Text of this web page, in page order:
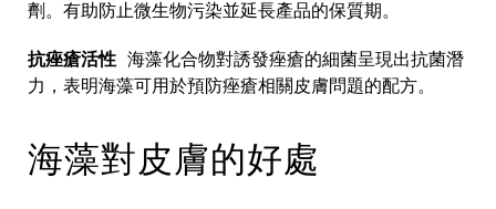
劑。有助防止微生物污染並延長產品的保質期。
抗痤瘡活性 海藻化合物對誘發痤瘡的細菌呈現出抗菌潛
力，表明海藻可用於預防痤瘡相關皮膚問題的配方。
海藻對皮膚的好處